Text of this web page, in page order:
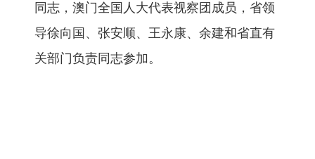
同志，澳门全国人大代表视察团成员，省领
导徐向国、张安顺、王永康、余建和省直有
关部门负责同志参加。